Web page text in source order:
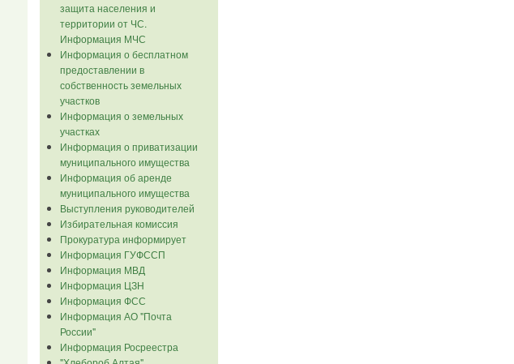
защита населения и
территории от ЧС.
Информация МЧС
Информация о бесплатном
предоставлении в
собственность земельных
участков
Информация о земельных
участках
Информация о приватизации
муниципального имущества
Информация об аренде
муниципального имущества
Выступления руководителей
Избирательная комиссия
Прокуратура информирует
Информация ГУФССП
Информация МВД
Информация ЦЗН
Информация ФСС
Информация АО "Почта
России"
Информация Росреестра